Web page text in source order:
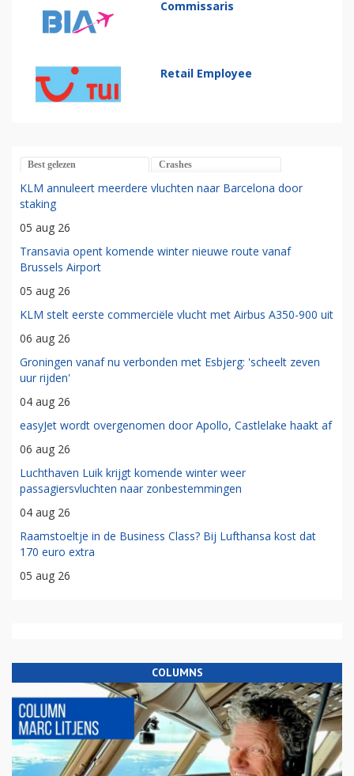
Commissaris
Retail Employee
Best gelezen Crashes
KLM annuleert meerdere vluchten naar Barcelona door
staking
05 aug 26
Transavia opent komende winter nieuwe route vanaf
Brussels Airport
05 aug 26
KLM stelt eerste commerciële vlucht met Airbus A350-900 uit
06 aug 26
Groningen vanaf nu verbonden met Esbjerg: 'scheelt zeven
uur rijden'
04 aug 26
easyJet wordt overgenomen door Apollo, Castlelake haakt af
06 aug 26
Luchthaven Luik krijgt komende winter weer
passagiersvluchten naar zonbestemmingen
04 aug 26
Raamstoeltje in de Business Class? Bij Lufthansa kost dat
170 euro extra
05 aug 26
COLUMNS